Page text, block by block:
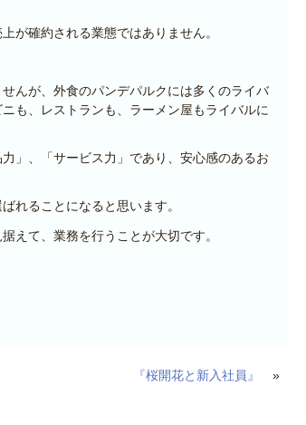
が確約される業態ではありません。
んが、外食のパンデパルクには多くのライバ
も、レストランも、ラーメン屋もライバルに
」、「サービス力」であり、安心感のあるお
れることになると思います。
えて、業務を行うことが大切です。
『桜開花と新入社員』 »